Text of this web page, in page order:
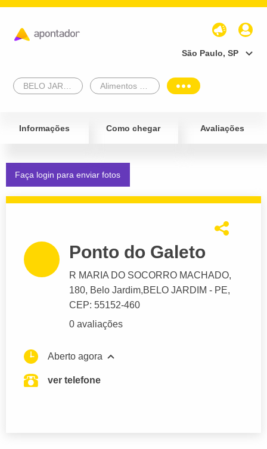
São Paulo, SP
Informações Como chegar Avaliações
Faça login para enviar fotos
Ponto do Galeto
R MARIA DO SOCORRO MACHADO,
180, Belo Jardim,BELO JARDIM - PE,
CEP: 55152-460
0 avaliações
Aberto agora
ver telefone